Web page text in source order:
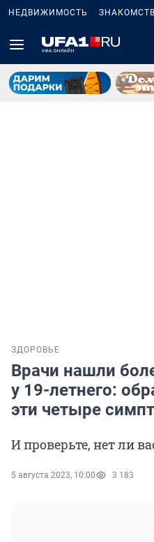
НЕДВИЖИМОСТЬ
ЗДОРОВЬЕ
Врачи нашли
у 19-летнего:
эти четыре
И проверьте, нет ли
5 августа 2023, 10:00 3 183